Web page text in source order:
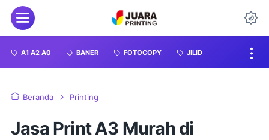
A1 A2 A0 BANER FOTOCOPY JILID
Beranda Printing
Jasa Print A3 Murah di